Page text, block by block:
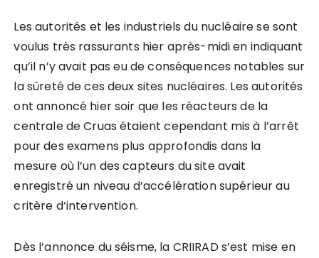
Les autorités et les industriels du nucléaire se sont
voulus très rassurants hier après-midi en indiquant
qu’il n’y avait pas eu de conséquences notables sur
la sûreté de ces deux sites nucléaires. Les autorités
ont annoncé hier soir que les réacteurs de la
centrale de Cruas étaient cependant mis à l’arrêt
pour des examens plus approfondis dans la
mesure où l’un des capteurs du site avait
enregistré un niveau d’accélération supérieur au
critère d’intervention.
Dès l’annonce du séisme, la CRIIRAD s’est mise en